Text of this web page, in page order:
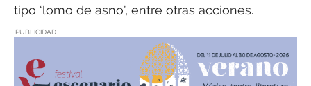
tipo ‘lomo de asno’, entre otras acciones.
PUBLICIDAD